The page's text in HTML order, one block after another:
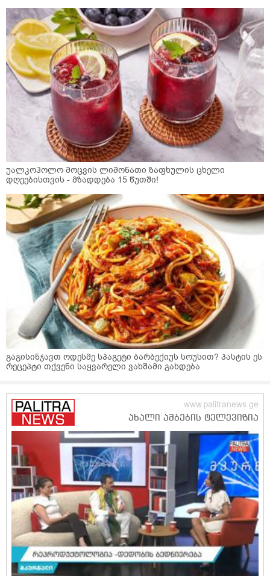
უალკოჰოლო მოცვის ლიმონათი ზაფხულის ცხელი
დღეებისთვის - მზადდება 15 წუთში!
გაგისინჯავთ ოდესმე სპაგეტი ბარბექიუს სოუსით? პასტის ეს
რეცეპტი თქვენი საყვარელი ვახშამი გახდება